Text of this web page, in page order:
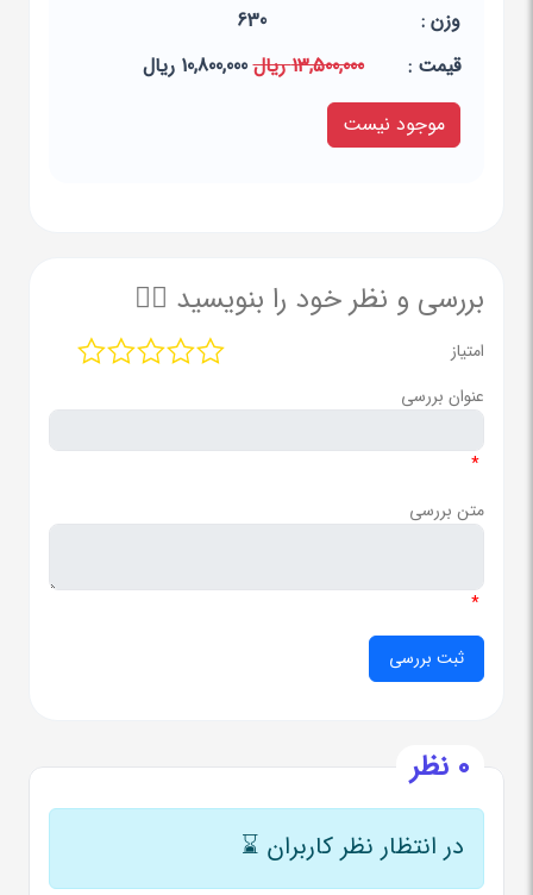
وزن :
630
قيمت :
13,500,000 ریال
10,800,000 ریال
موجود نیست
بررسی و نظر خود را بنویسید ✍🏻
امتیاز
عنوان بررسی
*
متن بررسی
*
0 نظر
در انتظار نظر کاربران ⌛